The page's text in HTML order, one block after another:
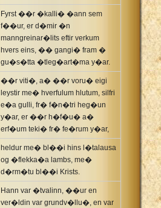
Fyrst ��r �kalli� �ann sem
f��ur, er d�mir �n
manngreinar�lits eftir verkum
hvers eins, �� gangi� fram �
gu�s�tta �tleg�art�ma y�ar.
��r viti�, a� ��r voru� eigi
leystir me� hverfulum hlutum, silfri
e�a gulli, fr� f�n�tri heg�un
y�ar, er ��r h�f�u� a�
erf�um teki� fr� fe�rum y�ar,
heldur me� bl��i hins l�talausa
og �flekka�a lambs, me�
d�rm�tu bl��i Krists.
Hann var �tvalinn, ��ur en
ver�ldin var grundv�llu�, en var